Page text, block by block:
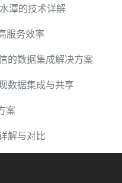
潭的技术详解
服务效率
的数据集成解决方案
数据集成与共享
案
解与对比